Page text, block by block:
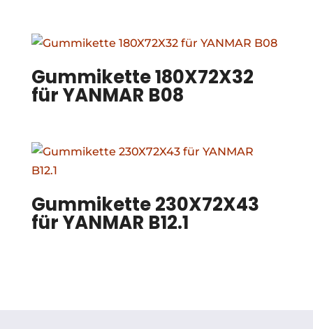
Gummikette 180X72X32
für YANMAR B08
Gummikette 230X72X43
für YANMAR B12.1